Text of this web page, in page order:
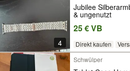
4
Jubilee
& ungenutzt
25 € VB
Direkt kaufen
Schwülper